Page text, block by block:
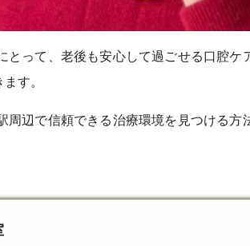
って、老後も安心して過ごせる口腔
す。
辺で信頼できる治療環境を見つける